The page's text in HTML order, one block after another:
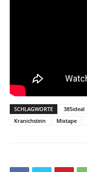
SCHLAGWORTE 385ideal
Kranichstein
Mixtape